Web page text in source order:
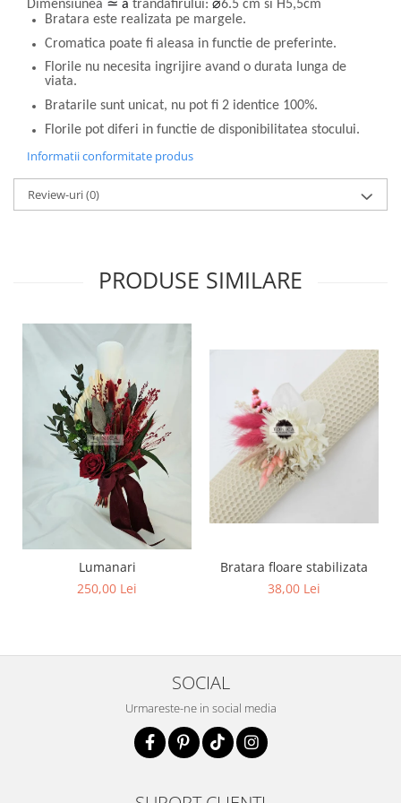
Dimensiunea ≃ a trandafirului: ⌀6.5 cm si H5,5cm
Bratara este realizata pe margele.
Cromatica poate fi aleasa in functie de preferinte.
Florile nu necesita ingrijire avand o durata lunga de
viata.
Bratarile sunt unicat, nu pot fi 2 identice 100%.
Florile pot diferi in functie de disponibilitatea stocului.
Informatii conformitate produs
Review-uri(0)
PRODUSE SIMILARE
Lumanari
250,00 Lei
Bratara floare stabilizata
38,00 Lei
SOCIAL
Urmareste-ne in social media